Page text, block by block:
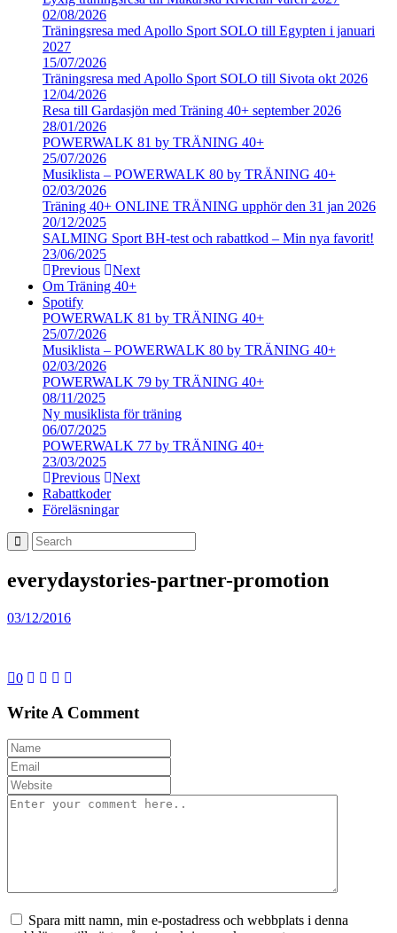
02/08/2026
Träningsresa med Apollo Sport SOLO till Egypten i januari
2027
15/07/2026
Träningsresa med Apollo Sport SOLO till Sivota okt 2026
12/04/2026
Resa till Gardasjön med Träning 40+ september 2026
28/01/2026
POWERWALK 81 by TRÄNING 40+
25/07/2026
Musiklista – POWERWALK 80 by TRÄNING 40+
02/03/2026
Träning 40+ ONLINE TRÄNING upphör den 31 jan 2026
20/12/2025
SALMING Sport BH-test och rabattkod – Min nya favorit!
23/06/2025
Previous
Next
Om Träning 40+
Spotify
POWERWALK 81 by TRÄNING 40+
25/07/2026
Musiklista – POWERWALK 80 by TRÄNING 40+
02/03/2026
POWERWALK 79 by TRÄNING 40+
08/11/2025
Ny musiklista för träning
06/07/2025
POWERWALK 77 by TRÄNING 40+
23/03/2025
Previous
Next
Rabattkoder
Föreläsningar
everydaystories-partner-promotion
03/12/2016
0
Write A Comment
Spara mitt namn, min e-postadress och webbplats i denna